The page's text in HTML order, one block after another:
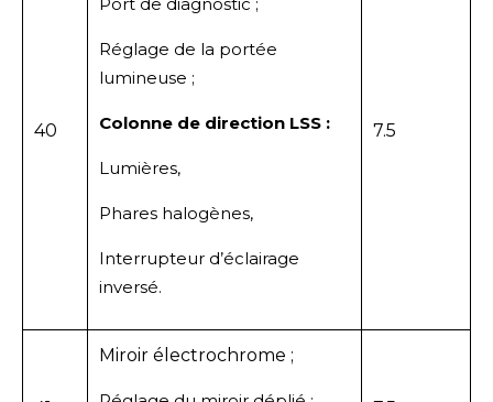
40
Réglage de la portée
lumineuse ;
Colonne de direction LSS :
Lumières,
Phares halogènes,
Interrupteur d’éclairage
inversé.
7.5
Miroir électrochrome ;